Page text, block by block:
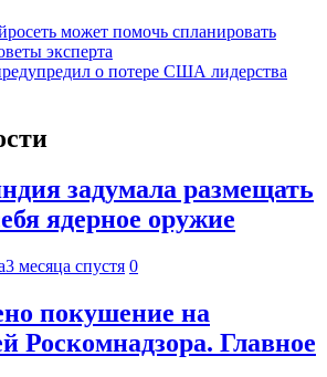
может помочь спланировать
эксперта
о потере США лидерства
задумала размещать
ядерное оружие
3 месяца спустя 0
покушение на
Роскомнадзора. Главное